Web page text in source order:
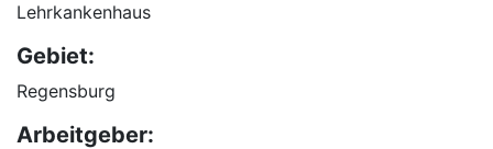
Lehrkankenhaus
Gebiet:
Regensburg
Arbeitgeber: